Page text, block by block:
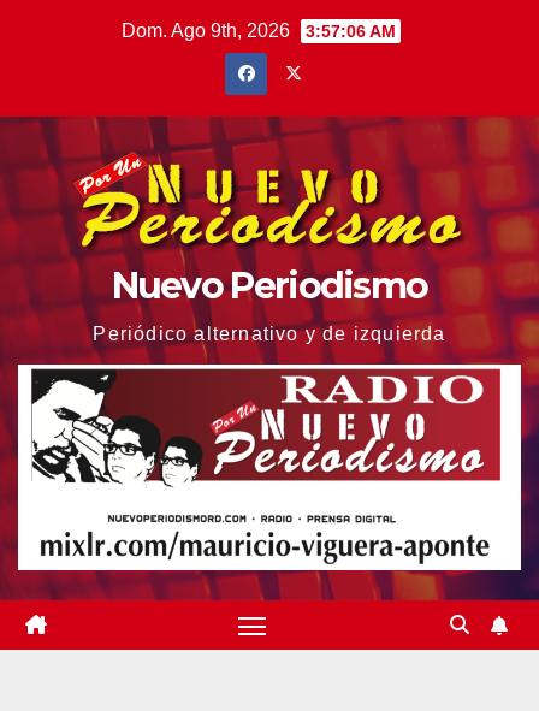
Dom. Ago 9th, 2026 3:57:07 AM
Nuevo Periodismo
Periódico alternativo y de izquierda